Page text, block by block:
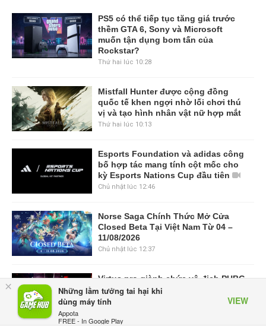
×
Những lầm tưởng tai hại khi
dùng máy tính
Appota
FREE - In Google Play
VIEW
PS5 có thể tiếp tục tăng giá trước
thềm GTA 6, Sony và Microsoft
muốn tận dụng bom tấn của
Rockstar?
Thứ hai lúc 10:28
Mistfall Hunter được cộng đồng
quốc tế khen ngợi nhờ lối chơi thú
vị và tạo hình nhân vật nữ hợp mắt
Thứ hai lúc 10:13
Esports Foundation và adidas công
bố hợp tác mang tính cột mốc cho
kỳ Esports Nations Cup đầu tiên
Chủ nhật lúc 12:46
Norse Saga Chính Thức Mở Cửa
Closed Beta Tại Việt Nam Từ 04 –
11/08/2026
Chủ nhật lúc 12:37
Virtus.pro giành chức vô địch PUBG
tại Esports World Cup 2026 sau ba
ngày thống trị Vòng Chung kết